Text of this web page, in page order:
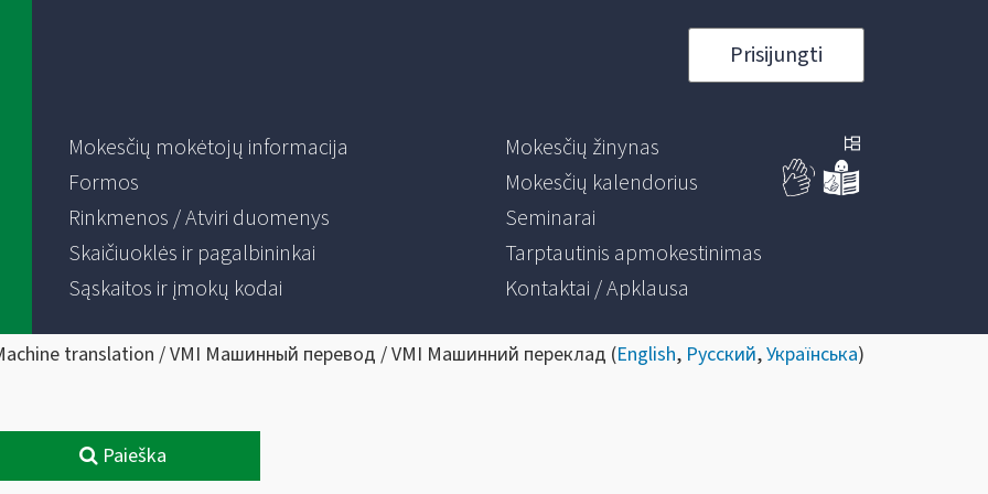
Prisijungti
Mokesčių mokėtojų informacija
Formos
Rinkmenos / Atviri duomenys
Skaičiuoklės ir pagalbininkai
Sąskaitos ir įmokų kodai
Mokesčių žinynas
Mokesčių kalendorius
Seminarai
Tarptautinis apmokestinimas
Kontaktai / Apklausa
translation / VMI Машинный перевод / VMI Машинний переклад (English, Русский,Українська)
Paieška